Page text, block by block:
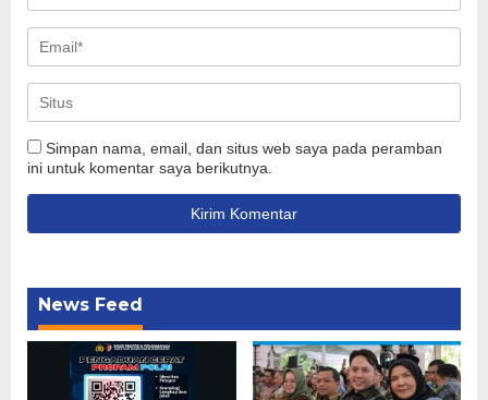
Simpan nama, email, dan situs web saya pada peramban
ini untuk komentar saya berikutnya.
News Feed